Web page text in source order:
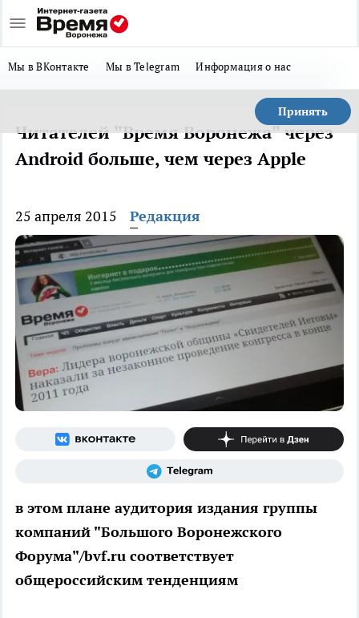
Мы в ВКонтакте Мы в Telegram Информация о нас
Принять
Читателей "Время Воронежа" через
Android больше, чем через Apple
25 апреля 2015 Редакция
в этом плане аудитория издания группы
компаний "Большого Воронежского
Форума"/bvf.ru соответствует
общероссийским тенденциям